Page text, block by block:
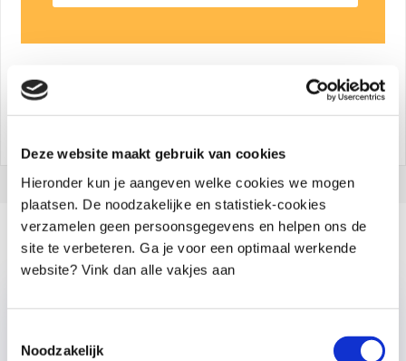
Deze website maakt gebruik van cookies
Hieronder kun je aangeven welke cookies we mogen
plaatsen. De noodzakelijke en statistiek-cookies
verzamelen geen persoonsgegevens en helpen ons de
site te verbeteren. Ga je voor een optimaal werkende
website? Vink dan alle vakjes aan
Noodzakelijk
Gerelateerde artikelen